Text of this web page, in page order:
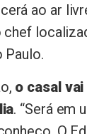
ao ar
chef
Paulo.
o casal
. “Será em